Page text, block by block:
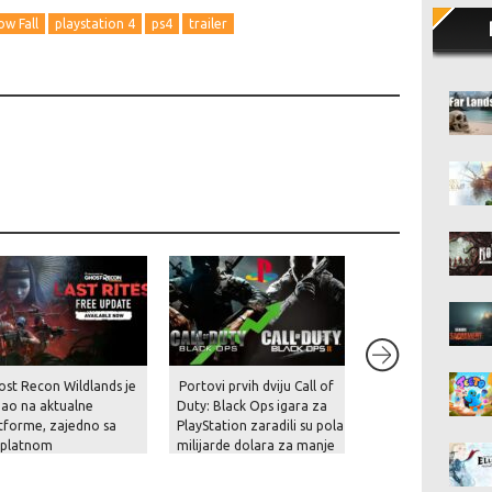
Fall playstation 4 ps4 trailer
Recon Wildlands je
na aktualne
zajedno sa
Portovi prvih dviju Call of
Duty: Black Ops igara za
PlayStation zaradili su pola
milijarde dolara za manje
Rockstar je
prekinuo šutnju –
krajem kolovoza i